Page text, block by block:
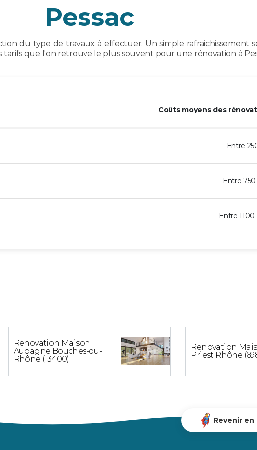
Pessac
du type de travaux à effectuer. Un simple rafraichissement
que l'on retrouve le plus souvent pour une rénovation à
Coûts moyens des
Entre
Entre
Entre
Renovation Maison
Aubagne Bouches-du-
Rhône (13400)
Renovation
Priest Rhône
Revenir en